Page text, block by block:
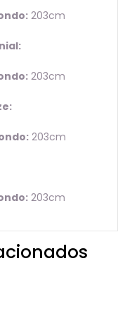
203cm
203cm
203cm
203cm